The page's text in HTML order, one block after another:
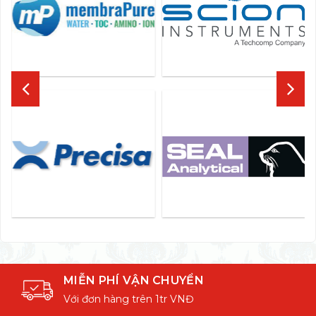
MIỄN PHÍ VẬN CHUYỂN
Với đơn hàng trên 1tr VNĐ